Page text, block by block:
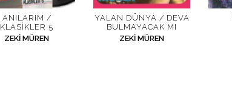
ANILARIM /
KLASIKLER 5
ZEKI MÜREN
YALAN DÜNYA / DEVA
BULMAYACAK MI
ZEKI MÜREN